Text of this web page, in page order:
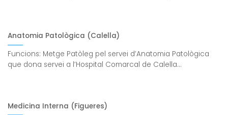
Anatomia Patològica (Calella)
Funcions: Metge Patòleg pel servei d’Anatomia Patològica
que dona servei a l’Hospital Comarcal de Calella...
Medicina Interna (Figueres)